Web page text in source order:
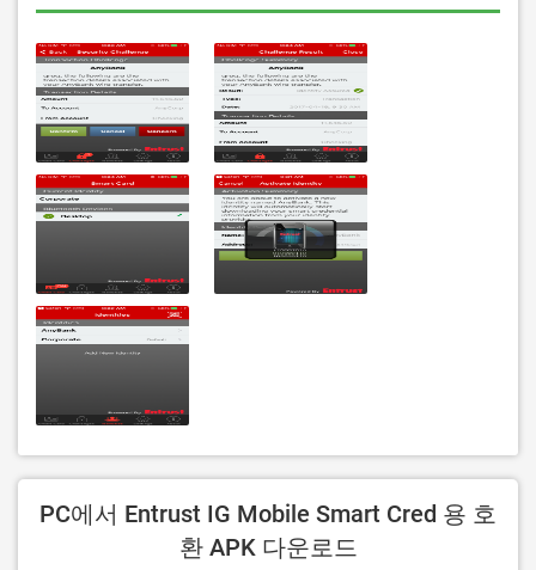
PC에서 Entrust IG Mobile Smart Cred 용 호
환 APK 다운로드